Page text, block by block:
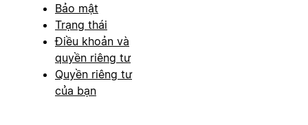
Bảo mật
Trạng thái
Điều khoản và
quyền riêng tư
Quyền riêng tư
của bạn